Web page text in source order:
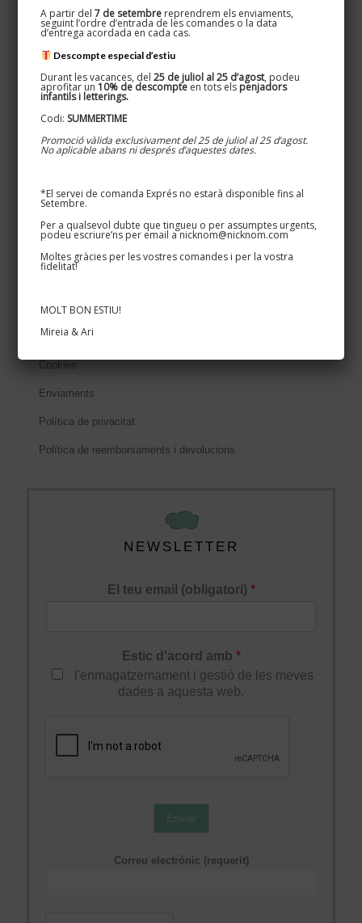
627 524 080 / 661 269 583
Info personalitzats
Acabats del ferro
Cartells cases i masies
Rètols per negocis
Condicions de compra
Cookies
Enviaments
Política de privacitat
Política de reemborsaments i devolucions
NEWSLETTER
El teu email (obligatori) *
Estic d'acord amb *
l'enmagatzemament i gestió de les meves
dades a aquesta web.
Enviar
Correu electrònic (requerit)
A partir del 7 de setembre reprendrem els enviaments,
seguint l’ordre d’entrada de les comandes o la data
d’entrega acordada en cada cas.
Descompte especial d’estiu
Durant les vacances, del 25 de juliol al 25 d’agost, podeu
aprofitar un 10% de descompte en tots els penjadors
infantils i letterings.
Codi: SUMMERTIME
Promoció vàlida exclusivament del 25 de juliol al 25 d’agost.
No aplicable abans ni després d’aquestes dates.
*El servei de comanda Exprés no estarà disponible fins al
Setembre.
Per a qualsevol dubte que tingueu o per assumptes urgents,
podeu escriure’ns per email a nicknom@nicknom.com
Moltes gràcies per les vostres comandes i per la vostra
fidelitat!
MOLT BON ESTIU!
Mireia & Ari